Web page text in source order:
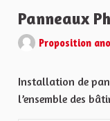
Panneaux
Proposition
Installation de
l’ensemble des